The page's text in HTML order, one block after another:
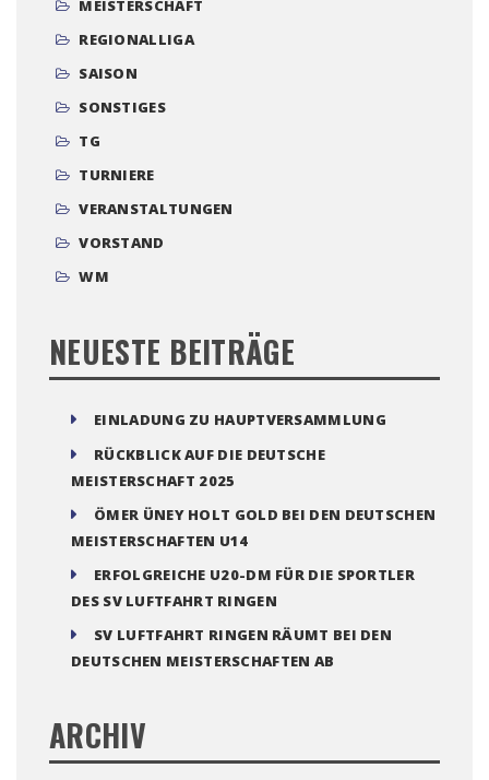
MEISTERSCHAFT
REGIONALLIGA
SAISON
SONSTIGES
TG
TURNIERE
VERANSTALTUNGEN
VORSTAND
WM
NEUESTE BEITRÄGE
EINLADUNG ZU HAUPTVERSAMMLUNG
RÜCKBLICK AUF DIE DEUTSCHE
MEISTERSCHAFT 2025
ÖMER ÜNEY HOLT GOLD BEI DEN DEUTSCHEN
MEISTERSCHAFTEN U14
ERFOLGREICHE U20-DM FÜR DIE SPORTLER
DES SV LUFTFAHRT RINGEN
SV LUFTFAHRT RINGEN RÄUMT BEI DEN
DEUTSCHEN MEISTERSCHAFTEN AB
ARCHIV